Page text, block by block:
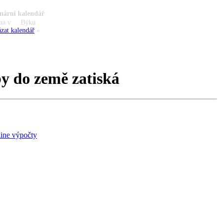
do země zatiská
výpočty
kalendář
v
Býku
kalendář »